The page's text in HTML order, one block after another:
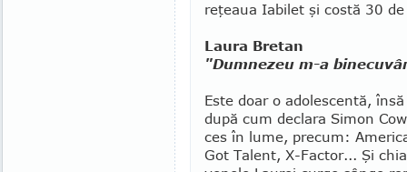
reţeaua Iabilet şi costă 30
Laura Bretan
"Dumnezeu m-a
Este doar o adolescentă,
după cum declara Si­mon
ces în lume, precum:
Got Talent, X-Factor... Şi